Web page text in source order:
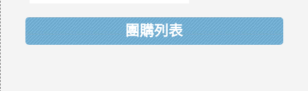
團購列表